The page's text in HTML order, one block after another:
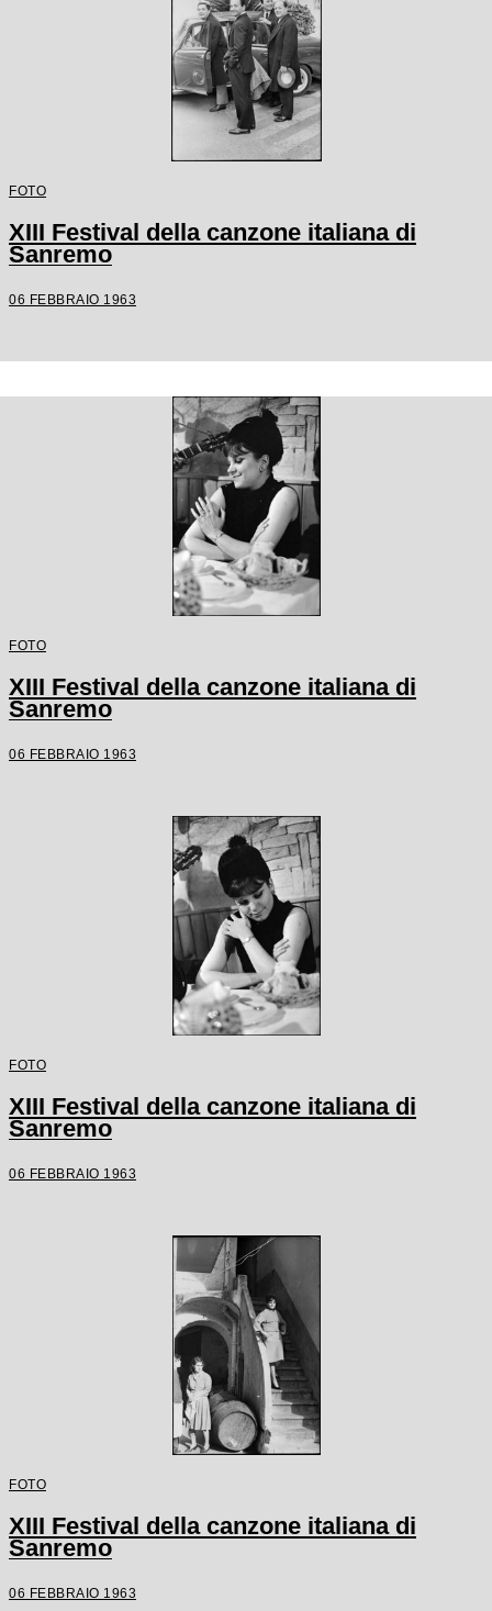
FOTO
XIII Festival della canzone italiana di
Sanremo
06 FEBBRAIO 1963
FOTO
XIII Festival della canzone italiana di
Sanremo
06 FEBBRAIO 1963
FOTO
XIII Festival della canzone italiana di
Sanremo
06 FEBBRAIO 1963
FOTO
XIII Festival della canzone italiana di
Sanremo
06 FEBBRAIO 1963